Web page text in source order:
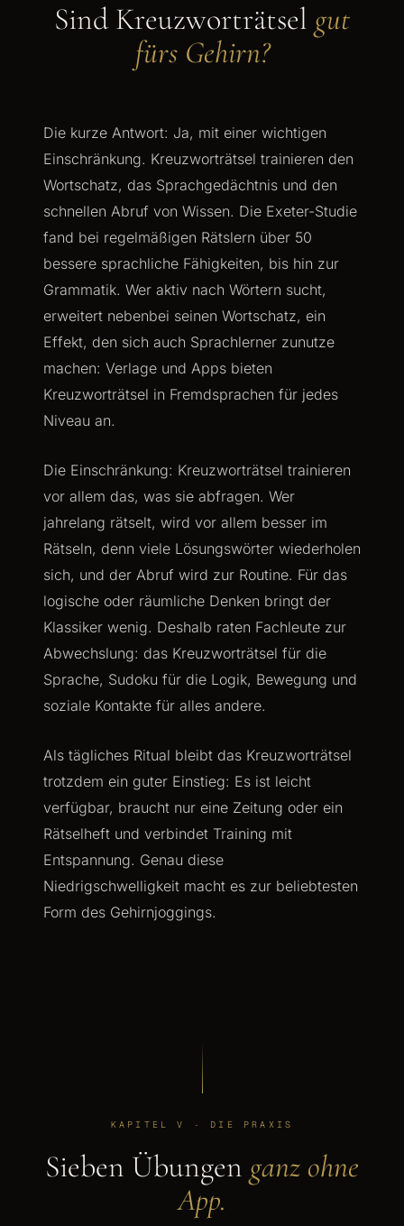
Sind Kreuzworträtsel gut
fürs Gehirn?
Die kurze Antwort: Ja, mit einer wichtigen
Einschränkung. Kreuzworträtsel trainieren den
Wortschatz, das Sprachgedächtnis und den
schnellen Abruf von Wissen. Die Exeter-Studie
fand bei regelmäßigen Rätslern über 50
bessere sprachliche Fähigkeiten, bis hin zur
Grammatik. Wer aktiv nach Wörtern sucht,
erweitert nebenbei seinen Wortschatz, ein
Effekt, den sich auch Sprachlerner zunutze
machen: Verlage und Apps bieten
Kreuzworträtsel in Fremdsprachen für jedes
Niveau an.
Die Einschränkung: Kreuzworträtsel trainieren
vor allem das, was sie abfragen. Wer
jahrelang rätselt, wird vor allem besser im
Rätseln, denn viele Lösungswörter wiederholen
sich, und der Abruf wird zur Routine. Für das
logische oder räumliche Denken bringt der
Klassiker wenig. Deshalb raten Fachleute zur
Abwechslung: das Kreuzworträtsel für die
Sprache, Sudoku für die Logik, Bewegung und
soziale Kontakte für alles andere.
Als tägliches Ritual bleibt das Kreuzworträtsel
trotzdem ein guter Einstieg: Es ist leicht
verfügbar, braucht nur eine Zeitung oder ein
Rätselheft und verbindet Training mit
Entspannung. Genau diese
Niedrigschwelligkeit macht es zur beliebtesten
Form des Gehirnjoggings.
KAPITEL V · DIE PRAXIS
Sieben Übungen ganz ohne
App.